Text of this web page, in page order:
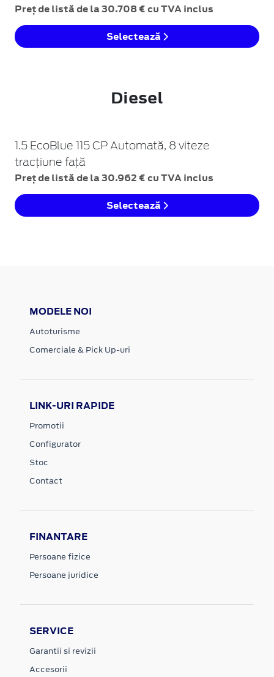
Preț de listă de la 30.708 € cu TVA inclus
Selectează
Diesel
1.5 EcoBlue 115 CP Automată, 8 viteze
tracțiune față
Preț de listă de la 30.962 € cu TVA inclus
Selectează
MODELE NOI
Autoturisme
Comerciale & Pick Up-uri
LINK-URI RAPIDE
Promotii
Configurator
Stoc
Contact
FINANTARE
Persoane fizice
Persoane juridice
SERVICE
Garantii si revizii
Accesorii